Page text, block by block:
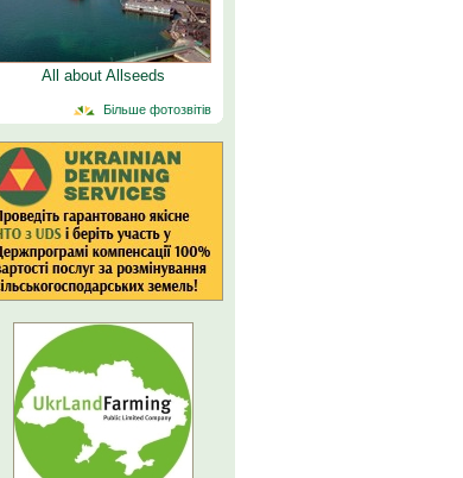
All about Allseeds
Більше фотозвітів